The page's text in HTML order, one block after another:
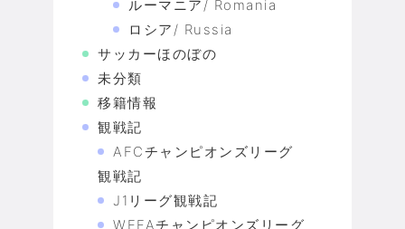
ルーマニア/ Romania
ロシア/ Russia
サッカーほのぼの
未分類
移籍情報
観戦記
AFCチャンピオンズリーグ
観戦記
J1リーグ観戦記
WEFAチャンピオンズリーグ